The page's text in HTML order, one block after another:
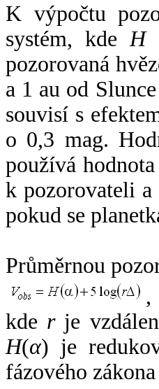
K výpočtu
systém, kde H
pozorovaná
a 1 au od
souvisí s
o 0,3 mag.
používá
k pozorovateli a
pokud se
Průměrnou
,
kde rje
H(α) je
fázového zákona